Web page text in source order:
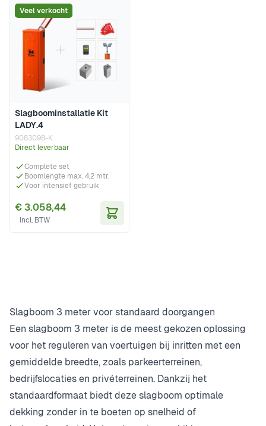
Slagboominstallatie Kit
LADY.4
9083098-K
Direct leverbaar
Complete set
Boomlengte max. 4,2 mtr.
Voor intensief gebruik
€ 3.058,44
Veel verkocht
Slagboom 3 meter voor standaard doorgangen
Een slagboom 3 meter is de meest gekozen oplossing
voor het reguleren van voertuigen bij inritten met een
gemiddelde breedte, zoals parkeerterreinen,
bedrijfslocaties en privéterreinen. Dankzij het
standaardformaat biedt deze slagboom optimale
dekking zonder in te boeten op snelheid of